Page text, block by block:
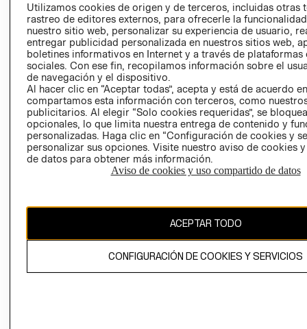
LIBRO DE
Ecuador ($)
CAMBIAR REGIÓN
propiedad de H&M Hennes & Mauritz AB.
Utilizamos cookies de origen y de terceros, incluidas otras
rastreo de editores externos, para ofrecerle la
nuestro sitio web, personalizar su experiencia de usuario,
entregar publicidad personalizada en nuestros sitios web,
boletines informativos en Internet y a través de plataformas
sociales. Con ese fin, recopilamos información sobre el
de navegación y el dispositivo.
Al hacer clic en “Aceptar todas”, acepta y está de acuerdo
compartamos esta información con terceros, como
publicitarios. Al elegir “Solo cookies requeridas”, se
opcionales, lo que limita nuestra entrega de contenido y
personalizadas. Haga clic en “Configuración de cookies y
personalizar sus opciones. Visite nuestro aviso de cookies
de datos para obtener más información.
Aviso de cookies y uso compartido de datos
ACEPTAR TODO
CONFIGURACIÓN DE COOKIES Y SERVICIOS